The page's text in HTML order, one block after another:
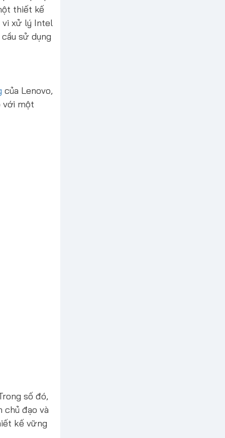
thiết kế
vi xử lý Intel
sử dụng
của Lenovo,
với một
số đó,
chủ đạo và
kế vững